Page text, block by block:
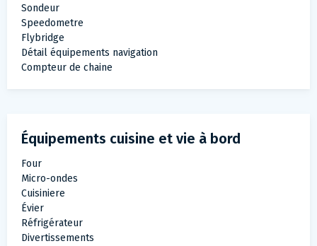
Sondeur
Speedometre
Flybridge
Détail équipements navigation
Compteur de chaine
Équipements cuisine et vie à bord
Four
Micro-ondes
Cuisiniere
Évier
Réfrigérateur
Divertissements